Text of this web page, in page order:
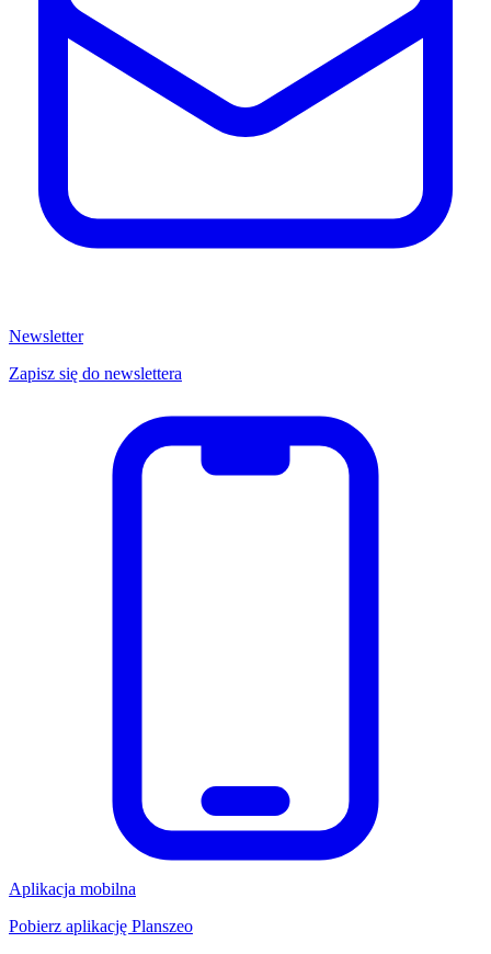
Newsletter
Zapisz się do newslettera
Aplikacja mobilna
Pobierz aplikację Planszeo